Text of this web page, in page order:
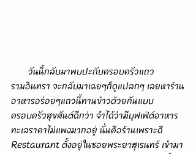
รามอินทรา จะกลับมาเฉยๆก็ดูแปลกๆ เลยหาร้าน
อาหารอร่อยๆแถวนี้ทานข้าวด้วยกันแบบ
ครอบครัวสุขสันต์ดีกว่า จำได้ว่ามีบุฟเฟ่ต์อาหาร
ทะเลราคาไม่แพงมากอยู่ นั่นคือร้านเพราะดี
Restaurant ตั้งอยู่ในซอยพระยาสุเรนทร์ เข้ามา